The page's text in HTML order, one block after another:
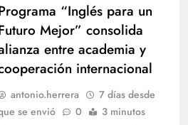
y Relaciones
su labor en Radio
“Inglés para un
Mejor” consolida
entre academia y
internacional
antonio.herrera
7 días desde
se envió
0 3 minutos